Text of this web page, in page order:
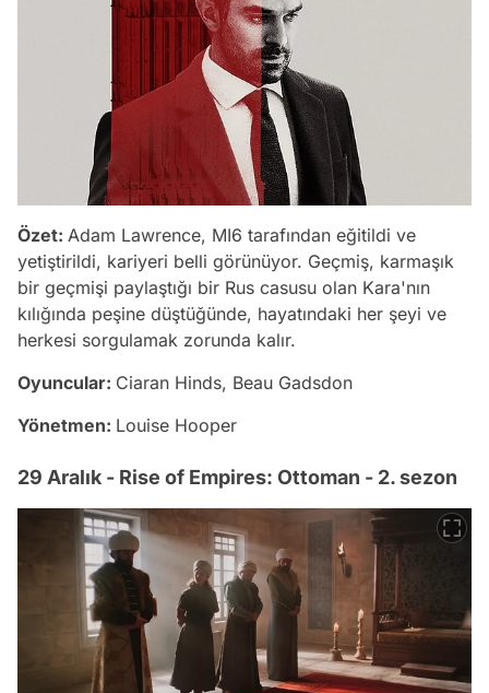
Özet: Adam Lawrence, MI6 tarafından eğitildi ve
yetiştirildi, kariyeri belli görünüyor. Geçmiş, karmaşık
bir geçmişi paylaştığı bir Rus casusu olan Kara'nın
kılığında peşine düştüğünde, hayatındaki her şeyi ve
herkesi sorgulamak zorunda kalır.
Oyuncular: Ciaran Hinds, Beau Gadsdon
Yönetmen: Louise Hooper
29 Aralık - Rise of Empires: Ottoman - 2. sezon